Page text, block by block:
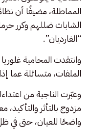
المماطلة، مضيفًا أن
الشابات ضللهم وكرر
“الغارديان”.
وانتقدت المحامية
الملفات، متسائلة عما
وعبّرت الناجية من
مزدوج بالتأثر
واضحًا للعيان، حتى في